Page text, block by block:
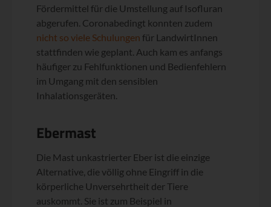
Fördermittel für die Umstellung auf Isofluran
abgerufen. Coronabedingt konnten zudem
nicht so viele Schulungen für LandwirtInnen
stattfinden wie geplant. Auch kam es anfangs
häufiger zu Fehlfunktionen und Bedienfehlern
im Umgang mit den sensiblen
Inhalationsgeräten.
Ebermast
Die Mast unkastrierter Eber ist die einzige
Alternative, die völlig ohne Eingriff in die
körperliche Unversehrtheit der Tiere
auskommt. Sie ist zum Beispiel in